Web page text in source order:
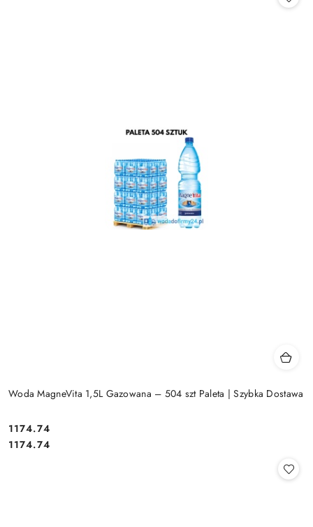
Woda MagneVita 1,5L Gazowana – 504 szt Paleta | Szybka Dostawa
Cena:
1174.74
Cena:
1174.74